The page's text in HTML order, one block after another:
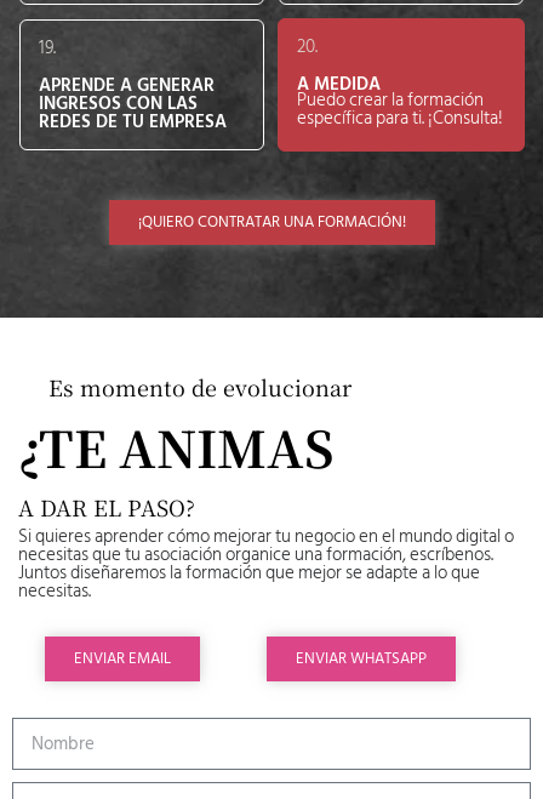
19.
APRENDE A GENERAR
INGRESOS CON LAS
REDES DE TU EMPRESA
20.
A MEDIDA
Puedo crear la formación
específica para ti. ¡Consulta!
¡QUIERO CONTRATAR UNA FORMACIÓN!
Es momento de evolucionar
¿TE ANIMAS
A DAR EL PASO?
Si quieres aprender cómo mejorar tu negocio en el mundo digital o
necesitas que tu asociación organice una formación, escríbenos.
Juntos diseñaremos la formación que mejor se adapte a lo que
necesitas.
ENVIAR EMAIL ENVIAR WHATSAPP